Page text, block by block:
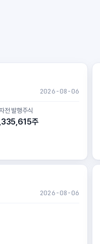
2026-08-06
전 발행주식
주
2026-08-06